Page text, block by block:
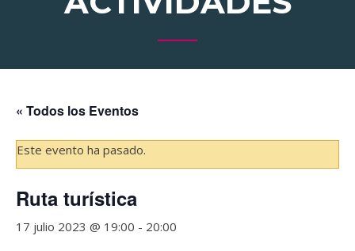
« Todos los Eventos
Este evento ha pasado.
Ruta turística
17 julio 2023 @ 19:00 - 20:00